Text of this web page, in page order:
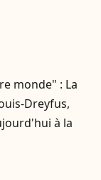
monde" : La
Dreyfus,
à la